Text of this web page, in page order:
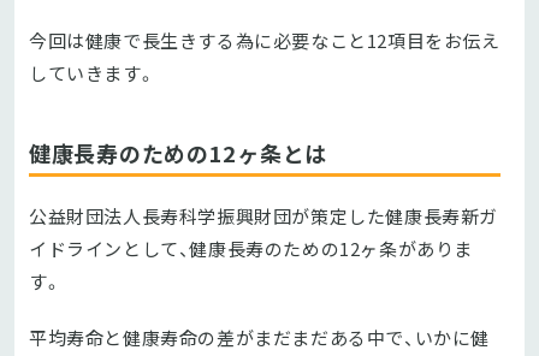
今回は健康で長生きする為に必要なこと12項目をお伝え
していきます。
健康長寿のための12ヶ条とは
公益財団法人長寿科学振興財団が策定した健康長寿新ガ
イドラインとして、健康長寿のための12ヶ条がありま
す。
平均寿命と健康寿命の差がまだまだある中で、いかに健